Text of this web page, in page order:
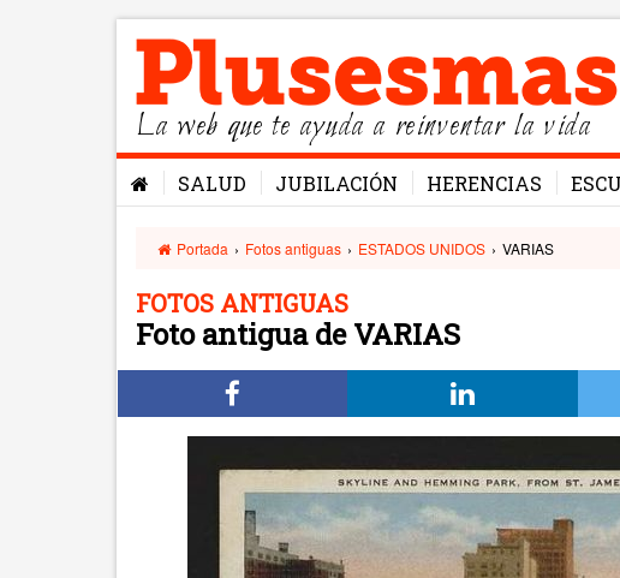
La web que te ayuda a reinventar la vida
SALUD JUBILACIÓN HERENCIAS
Portada › Fotos antiguas › ESTADOS UNIDOS › VARIAS
FOTOS ANTIGUAS
Foto antigua de VARIAS